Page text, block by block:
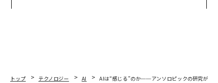
トップ テクノロジー AI
AIは“感じる”のか──アンソロピックの研究が問